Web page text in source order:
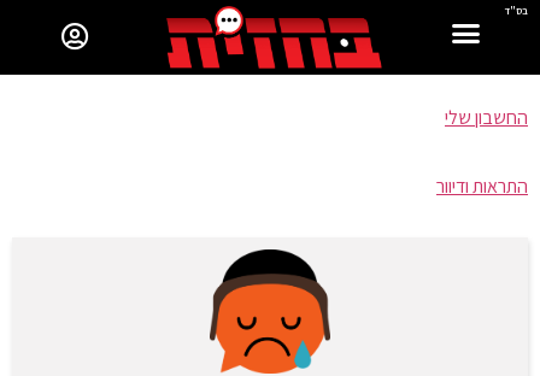
בס"ד
החשבון שלי
התראות ודיוור